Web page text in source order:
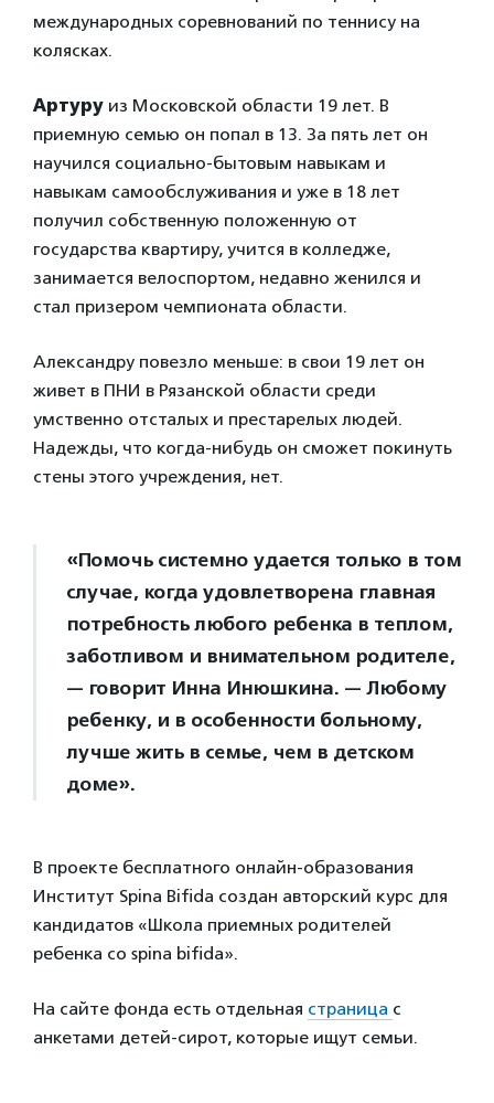
международных соревнований по теннису на
колясках.
Артуру из Московской области 19 лет. В
приемную семью он попал в 13. За пять лет он
научился социально-бытовым навыкам и
навыкам самообслуживания и уже в 18 лет
получил собственную положенную от
государства квартиру, учится в колледже,
занимается велоспортом, недавно женился и
стал призером чемпионата области.
Александру повезло меньше: в свои 19 лет он
живет в ПНИ в Рязанской области среди
умственно отсталых и престарелых людей.
Надежды, что когда-нибудь он сможет покинуть
стены этого учреждения, нет.
«Помочь системно удается только в том
случае, когда удовлетворена главная
потребность любого ребенка в теплом,
заботливом и внимательном родителе,
— говорит Инна Инюшкина. — Любому
ребенку, и в особенности больному,
лучше жить в семье, чем в детском
доме».
В проекте бесплатного онлайн-образования
Институт Spina Bifida создан авторский курс для
кандидатов «Школа приемных родителей
ребенка со spina bifida».
На сайте фонда есть отдельная страница с
анкетами детей-сирот, которые ищут семьи.